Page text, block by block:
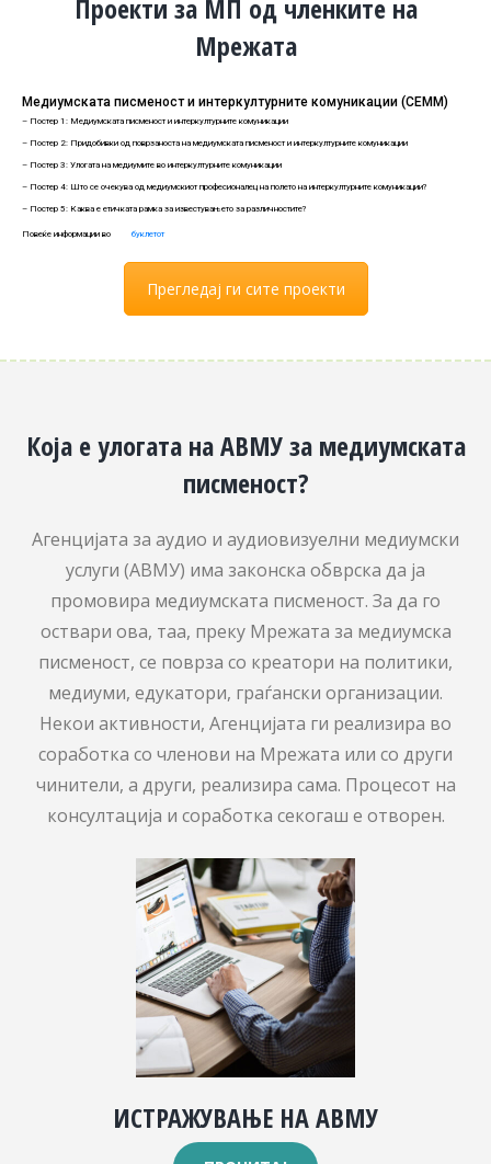
Проекти за МП од членките на
Мрежата
– Постер 1: Медиумската писменост и интеркултурните комуникации
– Постер 2: Придобивки од поврзаноста на медиумската писменост и интеркултурните комуникации
– Постер 3: Улогата на медиумите во интеркултурните комуникации
– Постер 4: Што се очекува од медиумскиот професионалец на полето на интеркултурните комуникации?
– Постер 5: Каква е етичката рамка за известувањето за различностите?
Медиумската писменост и интеркултурните комуникации (СЕММ)
Повеќе информации во буклетот
Прегледај ги сите проекти
Која е улогата на АВМУ за медиумската
писменост?
Агенцијата за аудио и аудиовизуелни медиумски
услуги (АВМУ) има законска обврска да ја
промовира медиумската писменост. За да го
оствари ова, таа, преку Мрежата за медиумска
писменост, се поврза со креатори на политики,
медиуми, едукатори, граѓански организации.
Некои активности, Агенцијата ги реализира во
соработка со членови на Мрежата или со други
чинители, а други, реализира сама. Процесот на
консултација и соработка секогаш е отворен.
ИСТРАЖУВАЊЕ НА АВМУ